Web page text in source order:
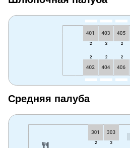
Средняя палуба